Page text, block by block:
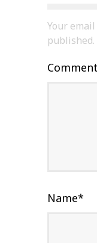
Your
published.
Comment
Name*